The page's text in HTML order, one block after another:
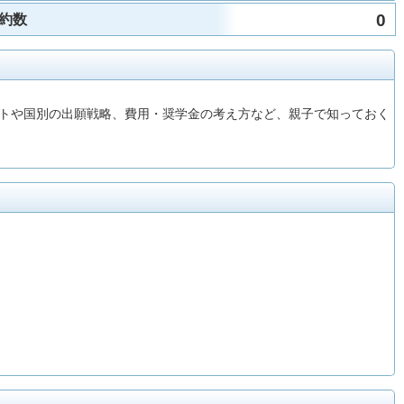
数 0
国別の出願戦略、費用・奨学金の考え方など、親子で知っておく